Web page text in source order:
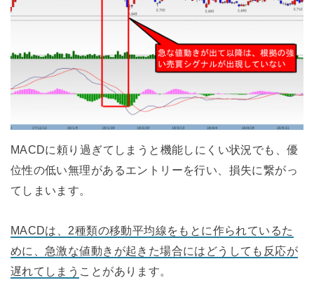
MACDに頼り過ぎてしまうと機能しにくい状況でも、優
位性の低い無理があるエントリーを行い、損失に繋がっ
てしまいます。
MACDは、2種類の移動平均線をもとに作られているた
めに、急激な値動きが起きた場合にはどうしても反応が
遅れてしまう ことがあります。